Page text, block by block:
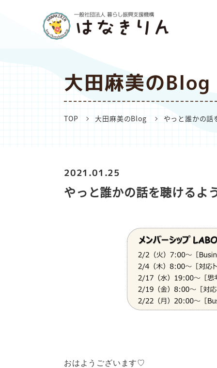
大田麻美のBlog
TOP 大田麻美のBlog やっと誰かの話
2021.01.25
やっと誰かの話を聴けるよ
おはようございます♡